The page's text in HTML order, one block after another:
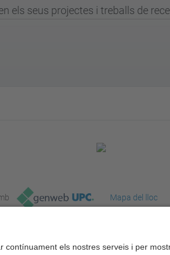
els seus projectes i treballs de
Mapa del lloc